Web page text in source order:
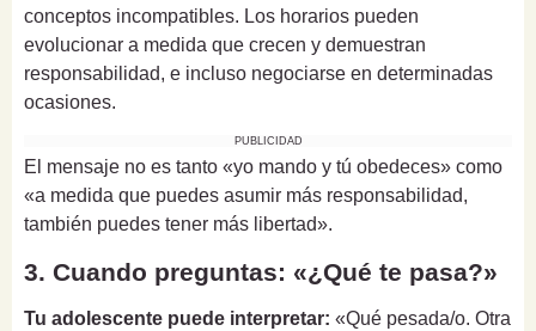
conceptos incompatibles. Los horarios pueden
evolucionar a medida que crecen y demuestran
responsabilidad, e incluso negociarse en determinadas
ocasiones.
PUBLICIDAD
El mensaje no es tanto «yo mando y tú obedeces» como
«a medida que puedes asumir más responsabilidad,
también puedes tener más libertad».
3. Cuando preguntas: «¿Qué te pasa?»
Tu adolescente puede interpretar: «Qué pesada/o. Otra